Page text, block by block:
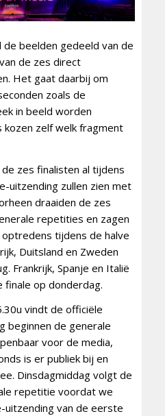
de beelden gedeeld van de
de zes direct
Het gaat daarbij om
zoals de
in beeld worden
kozen zelf welk fragment
zes finalisten al tijdens
uitzending zullen zien met
draaiden de zes
repetities en zagen
tijdens de halve
Duitsland en Zweden
Frankrijk, Spanje en Italië
op donderdag.
vindt de officiële
beginnen de generale
voor de media,
is er publiek bij en
Dinsdagmiddag volgt de
repetitie voordat we
uitzending van de eerste